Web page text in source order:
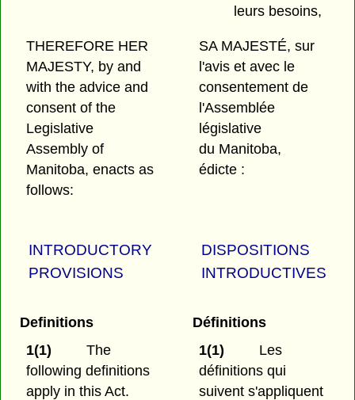
leurs besoins,
THEREFORE HER
MAJESTY, by and
with the advice and
consent of the
Legislative
Assembly of
Manitoba, enacts as
follows:
SA MAJESTÉ, sur
l'avis et avec le
consentement de
l'Assemblée
législative
du Manitoba,
édicte :
INTRODUCTORY
PROVISIONS
DISPOSITIONS
INTRODUCTIVES
Definitions
1(1)
The
following definitions
apply in this Act.
Définitions
1(1)
Les
définitions qui
suivent s'appliquent